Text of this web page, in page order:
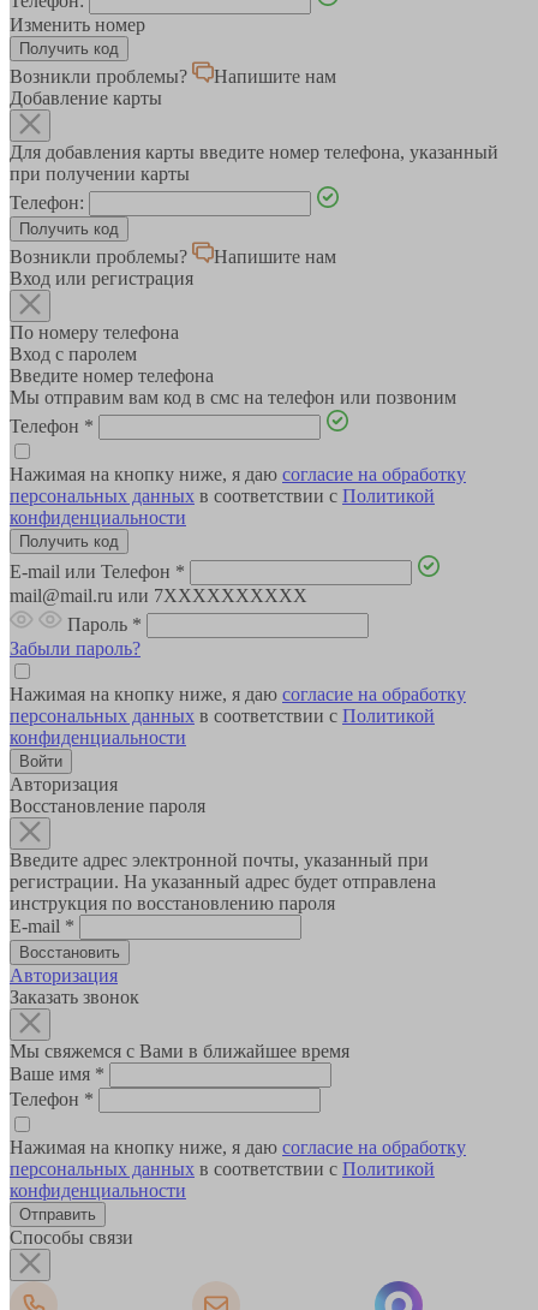
Изменить номер
Возникли проблемы?
Напишите нам
Добавление карты
Для добавления карты введите номер телефона, указанный
при получении карты
Телефон:
Возникли проблемы?
Напишите нам
Вход или регистрация
По номеру телефона
Вход с паролем
Введите номер телефона
Мы отправим вам код в смс на телефон или позвоним
Телефон *
Нажимая на кнопку ниже, я даю согласие на обработку
персональных данных в соответствии с Политикой
конфиденциальности
E-mail или Телефон *
mail@mail.ru или 7XXXXXXXXXX
Пароль *
Забыли пароль?
Нажимая на кнопку ниже, я даю согласие на обработку
персональных данных в соответствии с Политикой
конфиденциальности
Авторизация
Восстановление пароля
Введите адрес электронной почты, указанный при
регистрации. На указанный адрес будет отправлена
инструкция по восстановлению пароля
E-mail *
Авторизация
Заказать звонок
Мы свяжемся с Вами в ближайшее время
Ваше имя *
Телефон *
Нажимая на кнопку ниже, я даю согласие на обработку
персональных данных в соответствии с Политикой
конфиденциальности
Способы связи